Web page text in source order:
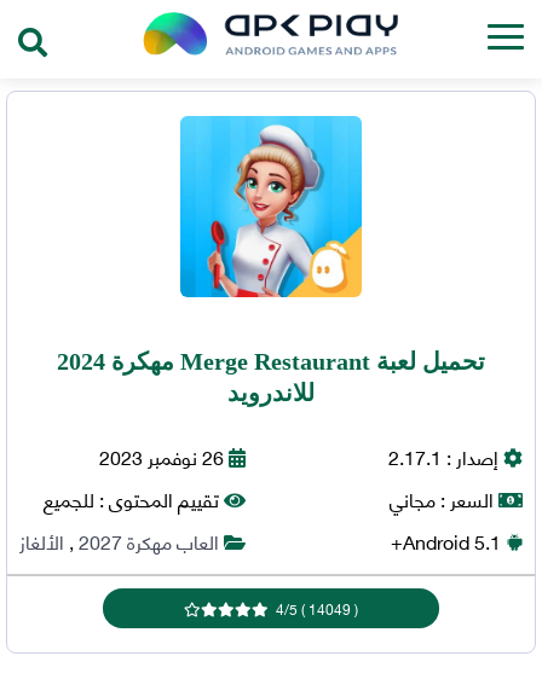
تحميل لعبة Merge Restaurant مهكرة 2024
للاندرويد
إصدار : 2.17.1
السعر :مجاني
Android5.1+
26 نوفمبر 2023
تقييم المحتوى :للجميع
العاب مهكرة 2027
,الألغاز
(
14049
)
4/5